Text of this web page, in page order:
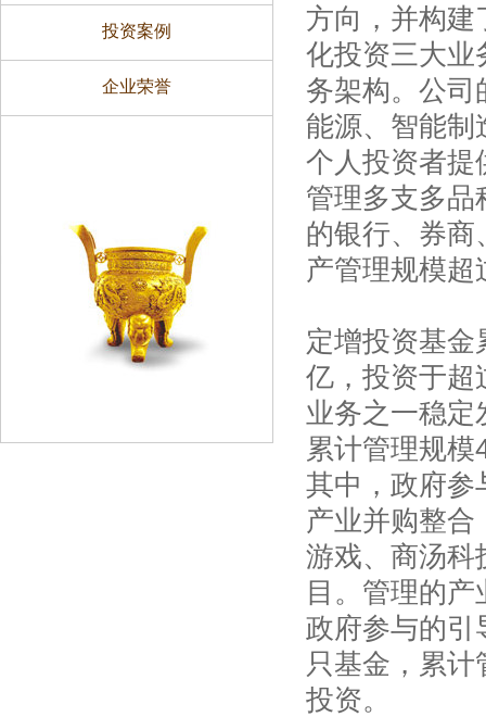
投资案例
企业荣誉
方向，并构建
化投资三大业
务架构。公司
能源、智能制
个人投资者提
管理多支多品
的银行、券商
产管理规模超
定增投资基
亿，投资于超
业务之一稳定
累计管理规
其中，政府参
产业并购整
游戏、商汤科
目。管理的
政府参与的引
只基金，累
投资。